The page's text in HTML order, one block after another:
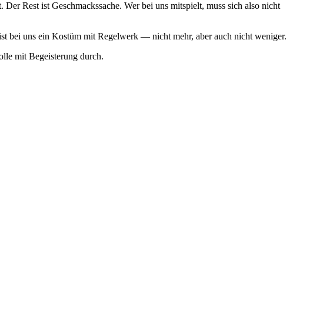
Rest ist Geschmackssache. Wer bei uns mitspielt, muss sich also nicht
bei uns ein Kostüm mit Regelwerk — nicht mehr, aber auch nicht weniger.
mit Begeisterung durch.